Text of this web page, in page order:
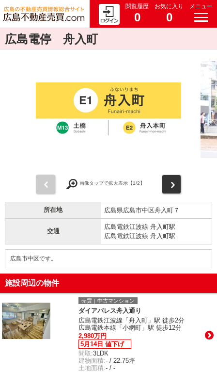
閲覧履歴
0
お気に入り
0
メニュー
広島電停 舟入町
画像タップで拡大表示【1/2】
所在地 広島県広島市中区舟入町７
交通
広島電鉄江波線 舟入町駅
広島電鉄江波線 舟入町駅
広島市中区です。
施設周辺の物件
売買｜中古マンション
ダイアパレス舟入通り
広島電鉄江波線「舟入町」駅 徒歩2分
広島電鉄本線「小網町」駅 徒歩12分
2,980万円
5月14日 値下げ
間取:3LDK
建物面積:- / 22.75坪
土地面積:- / -